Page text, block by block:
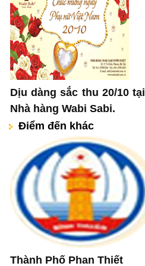
Dịu dàng sắc thu 20/10 tại
Nhà hàng Wabi Sabi.
Điểm đến khác
Thành Phố Phan Thiết